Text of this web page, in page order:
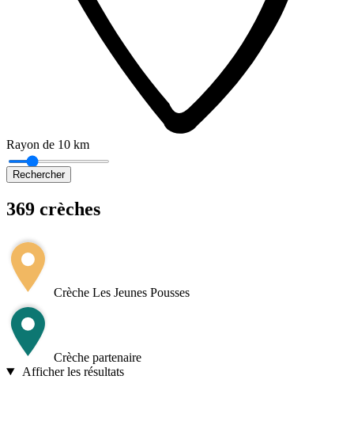
Rayon de 10 km
Rechercher
369 crèches
+
−
Crèche Les Jeunes Pousses
Crèche partenaire
Afficher les résultats